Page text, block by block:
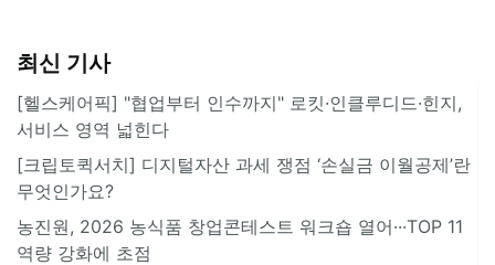
최신 기사
[헬스케어픽] "협업부터 인수까지" 로킷·인클루디드·힌지,
서비스 영역 넓힌다
[크립토퀵서치] 디지털자산 과세 쟁점 ‘손실금 이월공제’란
무엇인가요?
농진원, 2026 농식품 창업콘테스트 워크숍 열어···TOP 11
역량 강화에 초점